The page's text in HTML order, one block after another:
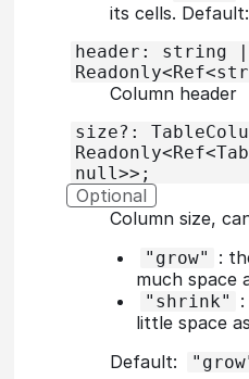
Y -- NOK -->
G -- no
    X --> Z;
W@{ shape:
Y@{ shape:
Z@{ shape:
Y -- OK -->
Y -- NOK -->
W -- no
    X --> Z;
its cells. Default:
header: string |
Column header
size?:
null>>;
Optional
Column size,
"grow"
:
much space
"shrink"
little space
Default: